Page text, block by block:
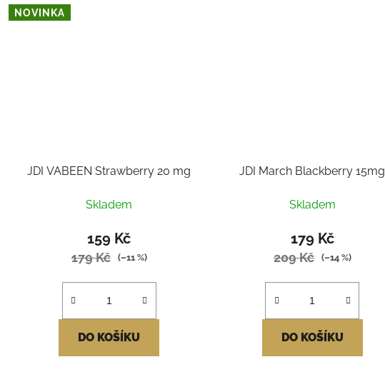
NOVINKA
JDI VABEEN Strawberry 20 mg
Skladem
159 Kč
179 Kč (–11 %)
DO KOŠÍKU
JDI March Blackberry 15mg
Skladem
179 Kč
209 Kč (–14 %)
DO KOŠÍKU